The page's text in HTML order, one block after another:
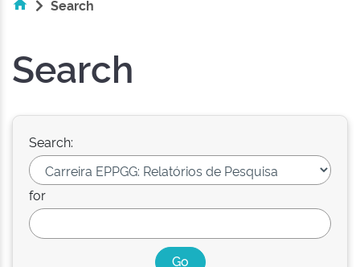
Search
Search
Search:
for